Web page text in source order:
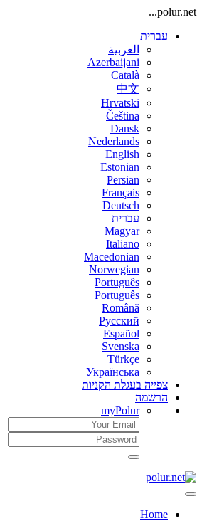
polur.net...
עברית
العربية
Azerbaijani
Català
中文
Hrvatski
Čeština
Dansk
Nederlands
English
Estonian
Persian
Français
Deutsch
עברית
Magyar
Italiano
Macedonian
Norwegian
Português
Português
Română
Русский
Español
Svenska
Türkçe
Українська
צפייה בעגלת הקניות
הרשמה
myPolur
Home